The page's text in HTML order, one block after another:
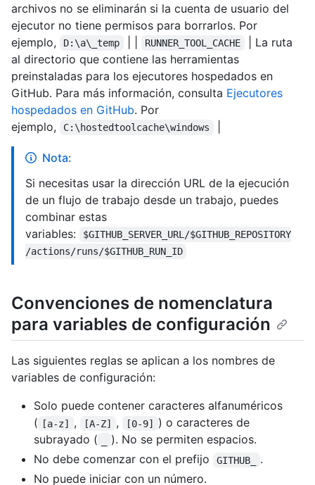
archivos no se eliminarán si la cuenta de usuario del
ejecutor no tiene permisos para borrarlos. Por
ejemplo,
D:\a\_temp RUNNER_TOOL_CACHE
| La ruta
al directorio que contiene las herramientas
preinstaladas para los ejecutores hospedados en
GitHub. Para más información, consulta Ejecutores
hospedados en GitHub. Por
ejemplo,
C:\hostedtoolcache\windows
Nota:
Si necesitas usar la dirección URL de la ejecución
de un flujo de trabajo desde un trabajo, puedes
combinar estas
variables:
$GITHUB_SERVER_URL/$GITHUB_REPOSITORY
/actions/runs/$GITHUB_RUN_ID
Convenciones de nomenclatura
para variables de configuración
Las siguientes reglas se aplican a los nombres de
variables de configuración:
Solo puede contener caracteres alfanuméricos
( [a-z] , [A-Z] , [0-9] ) o caracteres de
subrayado (
). No se permiten espacios.
No debe comenzar con el prefijo
GITHUB_
.
No puede iniciar con un número.